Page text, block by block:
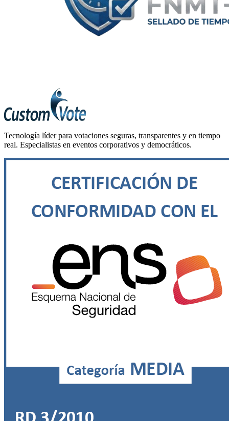
Tecnología líder para votaciones seguras, transparentes y en tiempo
real. Especialistas en eventos corporativos y democráticos.